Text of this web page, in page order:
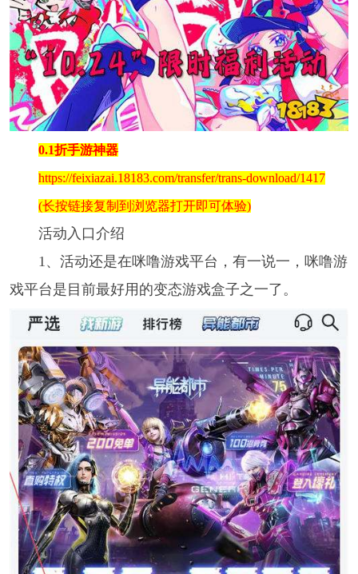
0.1折手游神器
https://feixiazai.18183.com/transfer/trans-download/1417
(长按链接复制到浏览器打开即可体验)
活动入口介绍
1、活动还是在咪噜游戏平台，有一说一，咪噜游
戏平台是目前最好用的变态游戏盒子之一了。